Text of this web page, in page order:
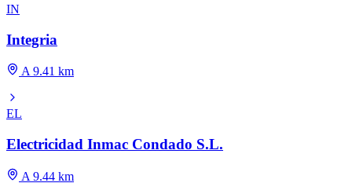
IN
Integria
A 9.41 km
EL
Electricidad Inmac Condado S.L.
A 9.44 km